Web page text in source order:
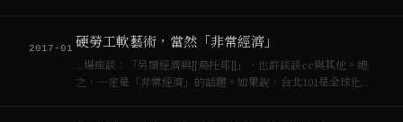
2017-01 硬勞工軟藝術，當然「非常經濟」
…場座談：「另類經濟與[[烏托邦]]」，也許談談cc與其他。總
之，一定是「非常經濟」的話題。如果說，台北101是全球化下